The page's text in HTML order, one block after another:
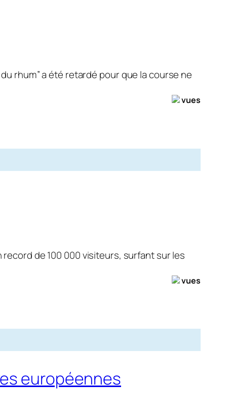
rhum” a été retardé pour que la course ne
vues
record de 100 000 visiteurs, surfant sur les
vues
européennes